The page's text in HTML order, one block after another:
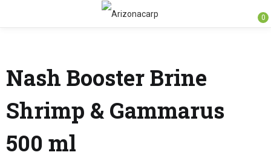
0
Nash Booster Brine
Shrimp & Gammarus
500 ml